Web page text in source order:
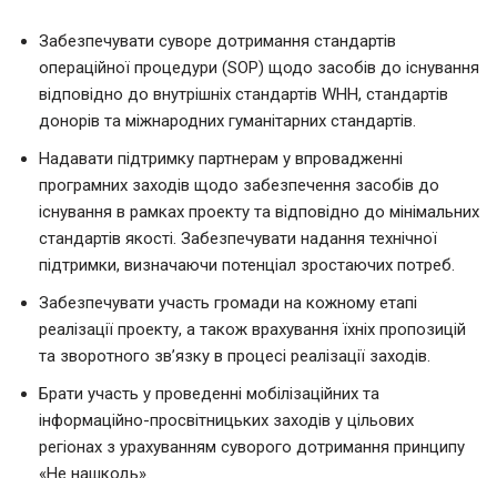
Забезпечувати суворе дотримання стандартів
операційної процедури (SOP) щодо засобів до існування
відповідно до внутрішніх стандартів WHH, стандартів
донорів та міжнародних гуманітарних стандартів.
Надавати підтримку партнерам у впровадженні
програмних заходів щодо забезпечення засобів до
існування в рамках проекту та відповідно до мінімальних
стандартів якості. Забезпечувати надання технічної
підтримки, визначаючи потенціал зростаючих потреб.
Забезпечувати участь громади на кожному етапі
реалізації проекту, а також врахування їхніх пропозицій
та зворотного зв’язку в процесі реалізації заходів.
Брати участь у проведенні мобілізаційних та
інформаційно-просвітницьких заходів у цільових
регіонах з урахуванням суворого дотримання принципу
«Не нашкодь».